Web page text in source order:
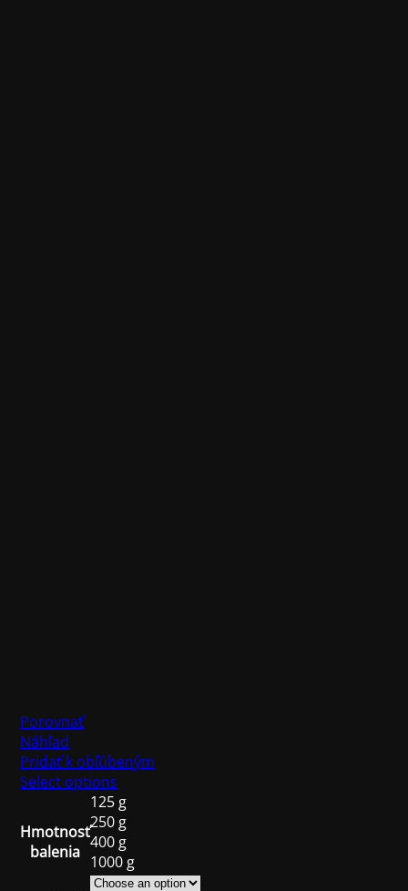
Porovnať
Náhľad
Pridať k obľúbeným
Select options
Hmotnosť
balenia
125 g
250 g
400 g
1000 g